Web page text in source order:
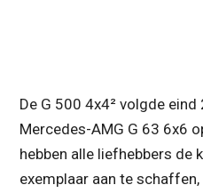
De G 500 4x4² volgde
Mercedes-AMG G 63 6x6
hebben alle liefhebbers de
exemplaar aan te